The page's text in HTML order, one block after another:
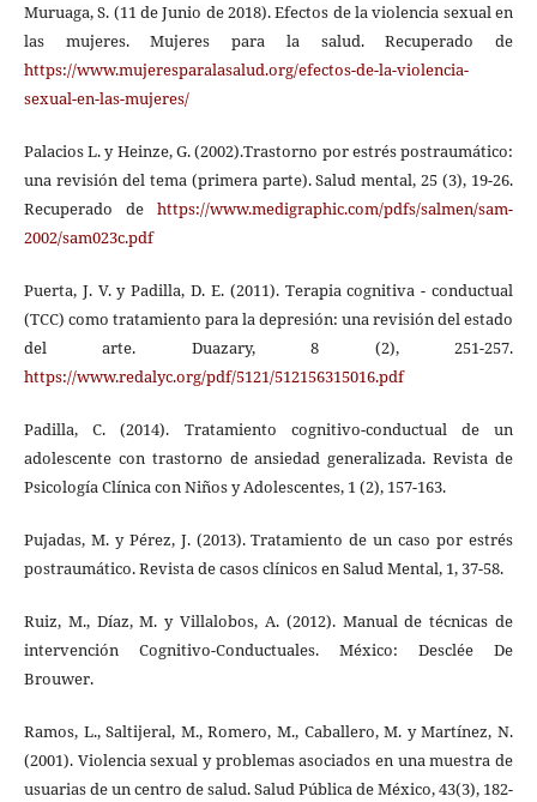
Muruaga, S. (11 de Junio de 2018). Efectos de la violencia sexual en
las mujeres. Mujeres para la salud. Recuperado de
https://www.mujeresparalasalud.org/efectos-de-la-violencia-
sexual-en-las-mujeres/
Palacios L. y Heinze, G. (2002).Trastorno por estrés postraumático:
una revisión del tema (primera parte). Salud mental, 25 (3), 19-26.
Recuperado dehttps://www.medigraphic.com/pdfs/salmen/sam-
2002/sam023c.pdf
Puerta, J. V. y Padilla, D. E. (2011). Terapia cognitiva - conductual
(TCC) como tratamiento para la depresión: una revisión del estado
del arte. Duazary, 8 (2), 251-257.
https://www.redalyc.org/pdf/5121/512156315016.pdf
Padilla, C. (2014). Tratamiento cognitivo-conductual de un
adolescente con trastorno de ansiedad generalizada. Revista de
Psicología Clínica con Niños y Adolescentes, 1 (2), 157-163.
Pujadas, M. y Pérez, J. (2013). Tratamiento de un caso por estrés
postraumático. Revista de casos clínicos en Salud Mental, 1, 37-58.
Ruiz, M., Díaz, M. y Villalobos, A. (2012). Manual de técnicas de
intervención Cognitivo-Conductuales. México: Desclée De
Brouwer.
Ramos, L., Saltijeral, M., Romero, M., Caballero, M. y Martínez, N.
(2001). Violencia sexual y problemas asociados en una muestra de
usuarias de un centro de salud. Salud Pública de México, 43(3), 182-